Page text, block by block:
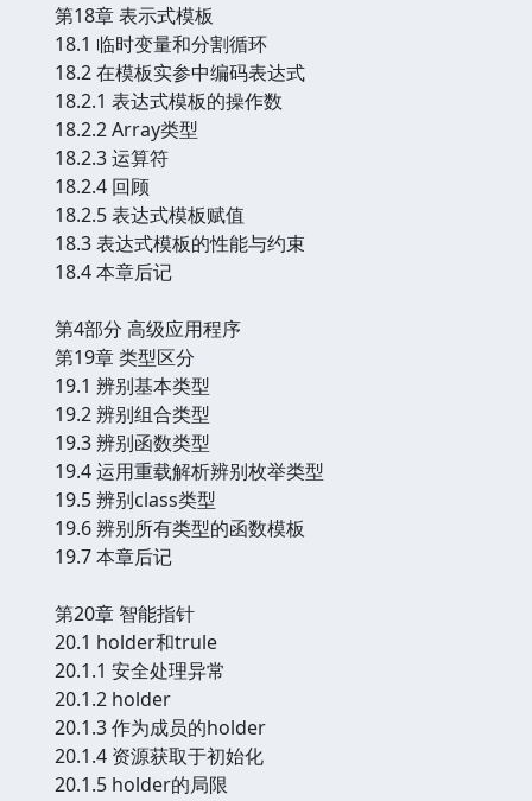
第18章 表示式模板
18.1 临时变量和分割循环
18.2 在模板实参中编码表达式
18.2.1 表达式模板的操作数
18.2.2 Array类型
18.2.3 运算符
18.2.4 回顾
18.2.5 表达式模板赋值
18.3 表达式模板的性能与约束
18.4 本章后记
第4部分 高级应用程序
第19章 类型区分
19.1 辨别基本类型
19.2 辨别组合类型
19.3 辨别函数类型
19.4 运用重载解析辨别枚举类型
19.5 辨别class类型
19.6 辨别所有类型的函数模板
19.7 本章后记
第20章 智能指针
20.1 holder和trule
20.1.1 安全处理异常
20.1.2 holder
20.1.3 作为成员的holder
20.1.4 资源获取于初始化
20.1.5 holder的局限